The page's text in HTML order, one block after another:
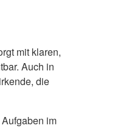
mit klaren,
Auch in
die
im